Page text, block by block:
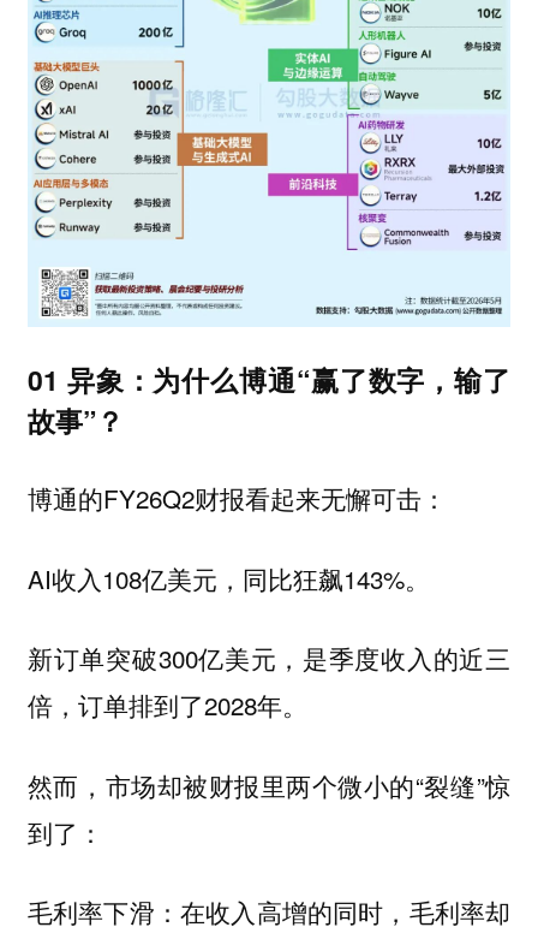
01 异象：为什么博通“赢了数字，输了
故事”？
博通的FY26Q2财报看起来无懈可击：
AI收入108亿美元，同比狂飙143%。
新订单突破300亿美元，是季度收入的近三
倍，订单排到了2028年。
然而，市场却被财报里两个微小的“裂缝”惊
到了：
毛利率下滑： 在收入高增的同时，毛利率却